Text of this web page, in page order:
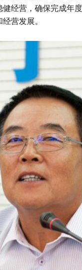
经营，确保完成年
营发展。